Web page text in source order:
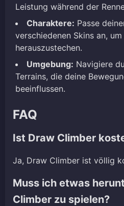
Leistung während der
Charaktere: Passe
verschiedenen Skins an,
herauszustechen.
Umgebung: Navigiere
Terrains, die deine
beeinflussen.
FAQ
Ist Draw Climber
Ja, Draw Climber ist völlig
Muss ich etwas
Climber zu spielen?